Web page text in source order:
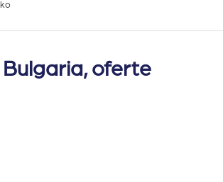
Bulgaria, oferte